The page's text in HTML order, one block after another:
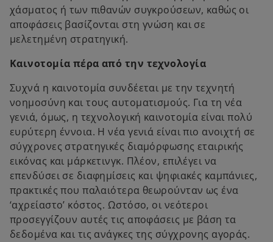
χάσματος ή των πιθανών συγκρούσεων, καθώς οι
αποφάσεις βασίζονται στη γνώση και σε
μελετημένη στρατηγική.
Καινοτομία πέρα από την τεχνολογία
Συχνά η καινοτομία συνδέεται με την τεχνητή
νοημοσύνη και τους αυτοματισμούς. Για τη νέα
γενιά, όμως, η τεχνολογική καινοτομία είναι πολύ
ευρύτερη έννοια. Η νέα γενιά είναι πιο ανοιχτή σε
σύγχρονες στρατηγικές διαμόρφωσης εταιρικής
εικόνας και μάρκετινγκ. Πλέον, επιλέγει να
επενδύσει σε διαφημίσεις και ψηφιακές καμπάνιες,
πρακτικές που παλαιότερα θεωρούνταν ως ένα
‘αχρείαστο’ κόστος. Ωστόσο, οι νεότεροι
προσεγγίζουν αυτές τις αποφάσεις με βάση τα
δεδομένα και τις ανάγκες της σύγχρονης αγοράς.